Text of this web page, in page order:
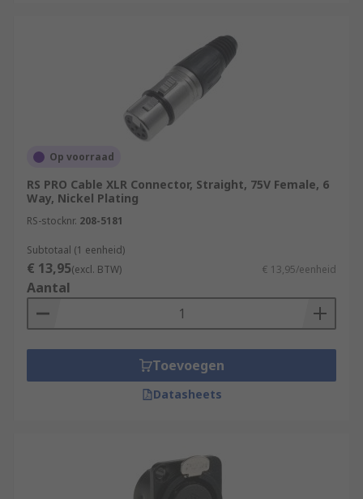
Op voorraad
RS PRO Cable XLR Connector, Straight, 75V Female, 6
Way, Nickel Plating
RS-stocknr. 208-5181
Subtotaal (1 eenheid)
€ 13,95(excl. BTW) € 13,95/eenheid
Aantal
Toevoegen
Datasheets